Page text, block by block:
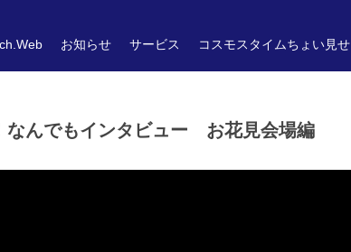
お知らせ サービス コスモスタイムちょい見せ
なんでもインタビュー お花見会場編